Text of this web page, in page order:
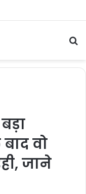
वो
जाने